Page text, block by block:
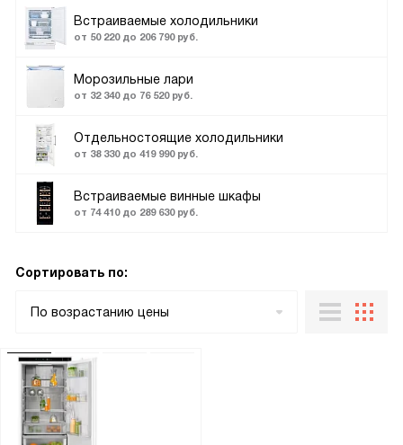
Встраиваемые холодильники
от 50 220 до 206 790 руб.
Морозильные лари
от 32 340 до 76 520 руб.
Отдельностоящие холодильники
от 38 330 до 419 990 руб.
Встраиваемые винные шкафы
от 74 410 до 289 630 руб.
Сортировать по:
По возрастанию цены